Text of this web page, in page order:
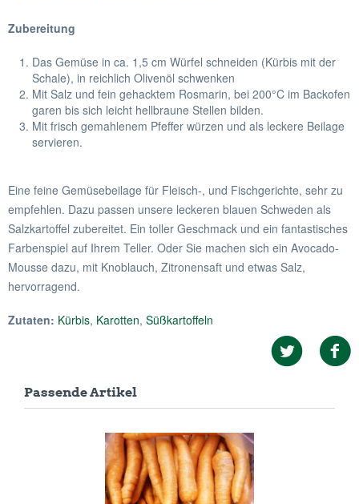
Zubereitung
Das Gemüse in ca. 1,5 cm Würfel schneiden (Kürbis mit der
Schale), in reichlich Olivenöl schwenken
Mit Salz und fein gehacktem Rosmarin, bei 200°C im Backofen
garen bis sich leicht hellbraune Stellen bilden.
Mit frisch gemahlenem Pfeffer würzen und als leckere Beilage
servieren.
Eine feine Gemüsebeilage für Fleisch-, und Fischgerichte, sehr zu
empfehlen. Dazu passen unsere leckeren blauen Schweden als
Salzkartoffel zubereitet. Ein toller Geschmack und ein fantastisches
Farbenspiel auf Ihrem Teller. Oder Sie machen sich ein Avocado-
Mousse dazu, mit Knoblauch, Zitronensaft und etwas Salz,
hervorragend.
Zutaten: Kürbis, Karotten, Süßkartoffeln
Passende Artikel